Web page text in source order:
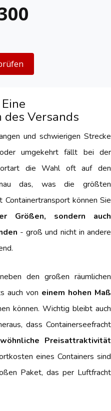
des Versands
und schwierigen Strecke
umgekehrt fällt bei der
die Wahl oft auf den
das, was die größten
können Sie
Größen, sondern auch
- groß und nicht in andere
den großen räumlichen
auch von einem hohen Maß
können. Wichtig bleibt auch
dass Containerseefracht
Preisattraktivität
eines Containers sind
Paket, das per Luftfracht